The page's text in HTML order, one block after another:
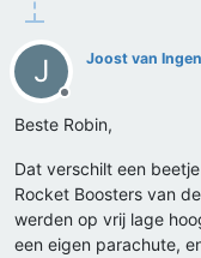
J
Offline
Joost van Ingen
Beste Robin,
Dat verschilt een
Rocket Boosters van
werden op vrij lage
een eigen parachute,